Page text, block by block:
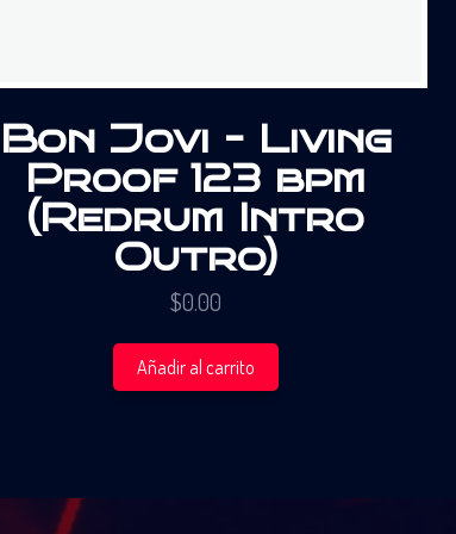
Bon Jovi – Living
Proof 123 bpm
(Redrum Intro
Outro)
$0.00
Añadir al carrito